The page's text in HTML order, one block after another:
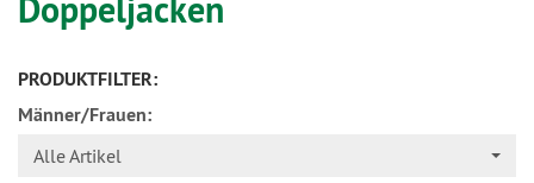
Doppeljacken
PRODUKTFILTER:
Männer/Frauen:
Alle Artikel